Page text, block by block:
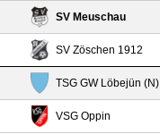
SV Meuschau
SV Zöschen 1912
TSG GW Löbejün (N)
VSG Oppin